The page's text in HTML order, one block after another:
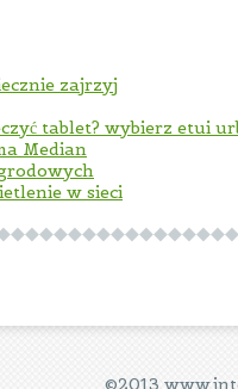
zajrzyj
tablet? wybierz etui
Median
w sieci
©2013